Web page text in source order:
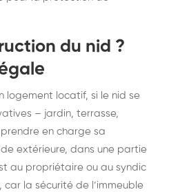
du nid ?
logement locatif, si le nid se
– jardin, terrasse,
en charge sa
extérieure, dans une partie
au propriétaire ou au syndic
la sécurité de l’immeuble